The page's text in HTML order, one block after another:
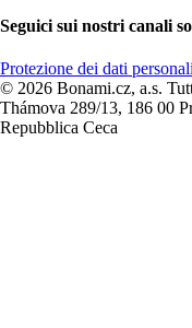
Seguici sui nostri canali
Protezione dei dati personali
© 2026 Bonami.cz, a.s.
Thámova 289/13, 186 00
Repubblica Ceca